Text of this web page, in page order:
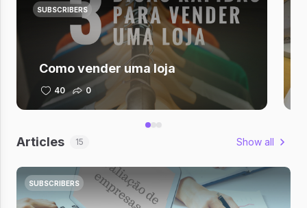
Como vender uma loja
40 0
SUBSCRIBERS
Articles 15 Show all
SUBSCRIBERS